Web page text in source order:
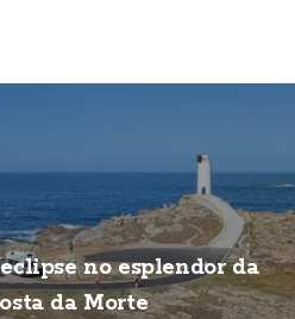
no esplendor da
da Morte